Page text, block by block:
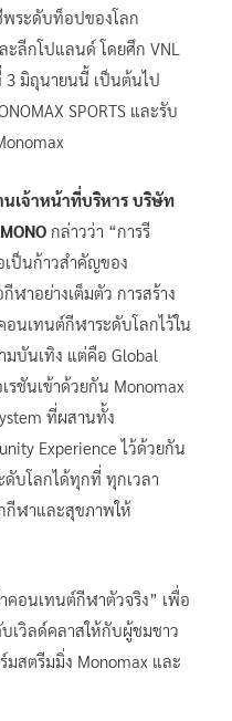
พระดับท็อปของโลก
ลีกโปแลนด์ โดยศึก VNL
3 มิถุนายนนี้ เป็นต้นไป
SPORTS และรับ
เจ้าหน้าที่บริหาร บริษัท
กล่าวว่า “การรี
เป็นก้าวสำคัญของ
ฬาอย่างเต็มตัว การสร้าง
นเทนต์กีฬาระดับโลกไว้ใน
มบันเทิง แต่คือ Global
รชันเข้าด้วยกัน Monomax
ที่ผสานทั้ง
Experience ไว้ด้วยกัน
บโลกได้ทุกที่ ทุกเวลา
กีฬาและสุขภาพให้
คอนเทนต์กีฬาตัวจริง” เพื่อ
เวิลด์คลาสให้กับผู้ชมชาว
สตรีมมิ่ง Monomax และ